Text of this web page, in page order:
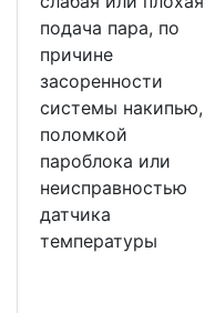
подача пара, по
причине
засоренности
системы накипью,
поломкой
пароблока или
неисправностью
датчика
температуры